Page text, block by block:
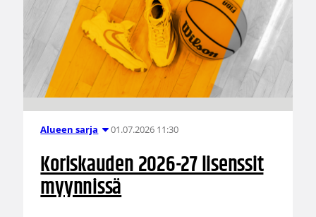
Alueen sarja 01.07.2026 11:30
Koriskauden 2026-27 lisenssit
myynnissä